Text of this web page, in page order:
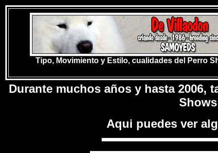
Tipo, Movimiento y Estilo, cualidades del Perro
Durante muchos años y hasta 2006,
Aqui puedes ver